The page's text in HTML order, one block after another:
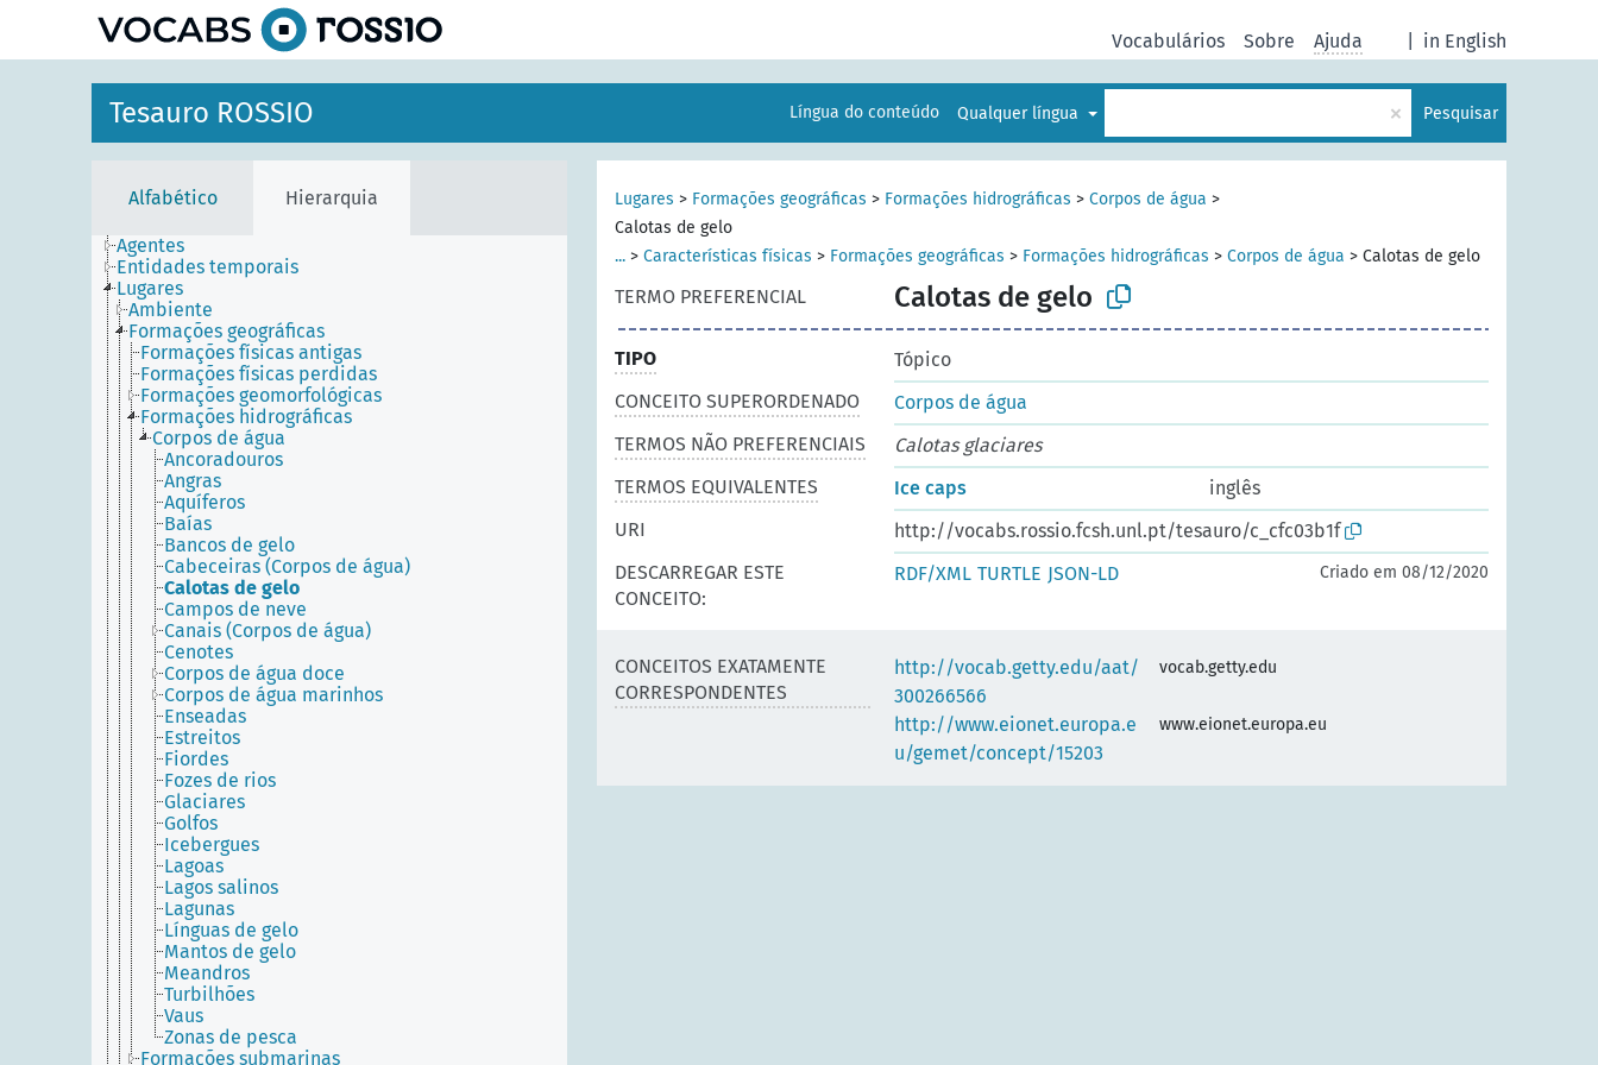
in English
Vocabulários Sobre Ajuda
Tesauro ROSSIO Língua do conteúdo Qualquer língua × Pesquisar
Alfabético Hierarquia
Agentes
Entidades temporais
Lugares
Ambiente
Formações geográficas
Formações físicas antigas
Formações físicas perdidas
Formações geomorfológicas
Formações hidrográficas
Corpos de água
Ancoradouros
Angras
Aquíferos
Baías
Bancos de gelo
Cabeceiras (Corpos de água)
Calotas de gelo
Campos de neve
Canais (Corpos de água)
Cenotes
Corpos de água doce
Corpos de água marinhos
Enseadas
Estreitos
Fiordes
Fozes de rios
Glaciares
Golfos
Icebergues
Lagoas
Lagos salinos
Lagunas
Línguas de gelo
Mantos de gelo
Meandros
Turbilhões
Vaus
Zonas de pesca
Formações submarinas
Lugares > Formações geográficas > Formações hidrográficas > Corpos de água >
Calotas de gelo
... > Características físicas > Formações geográficas > Formações hidrográficas > Corpos de água > Calotas de gelo
TERMO PREFERENCIAL Calotas de gelo
TIPO
Tópico
CONCEITO SUPERORDENADO
Corpos de água
TERMOS NÃO PREFERENCIAIS
Calotas glaciares
TERMOS EQUIVALENTES
Ice caps
inglês
URI
http://vocabs.rossio.fcsh.unl.pt/tesauro/c_cfc03b1f
DESCARREGAR ESTE
CONCEITO:
RDF/XML TURTLE JSON-LD Criado em 08/12/2020
CONCEITOS EXATAMENTE
CORRESPONDENTES
http://vocab.getty.edu/aat/
300266566
vocab.getty.edu
http://www.eionet.europa.e
u/gemet/concept/15203
www.eionet.europa.eu